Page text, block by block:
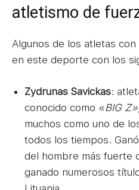
atletismo de
Algunos de los atletas
en este deporte con los
Zydrunas Savickas:
conocido como «BIG
muchos como uno de
todos los tiempos.
del hombre más fuerte
ganado numerosos